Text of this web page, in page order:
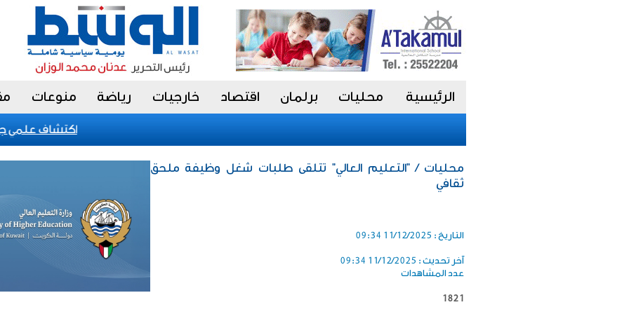
الرئيسية محليات برلمان اقتصاد خارجيات رياضة منوعات
اكتشاف علمي
محليات / "التعليم العالي" تتلقى طلبات شغل وظيفة ملحق
ثقافي
التاريخ : 11/12/2025 09:34
آخر تحديث : 11/12/2025 09:34
عدد المشاهدات
1821